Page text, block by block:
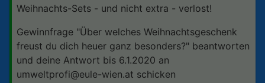
Weihnachts-Sets - und nicht extra - verlost!
Gewinnfrage "Über welches Weihnachtsgeschenk
freust du dich heuer ganz besonders?" beantworten
und deine Antwort bis 6.1.2020 an
umweltprofi@eule-wien.at schicken